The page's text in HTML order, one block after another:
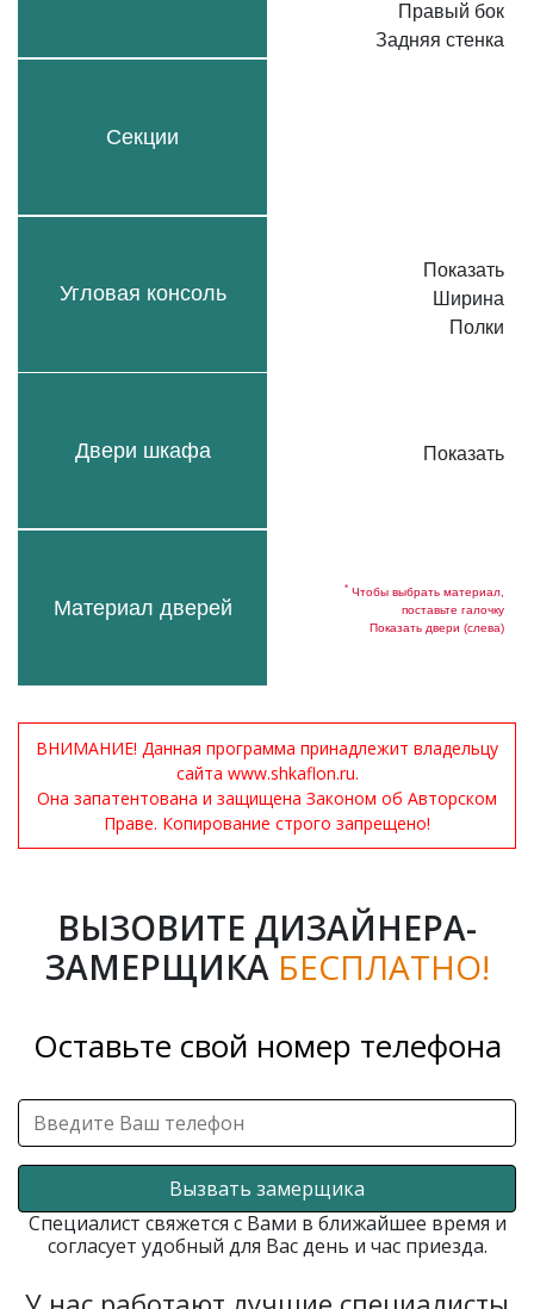
Секции
Угловая консоль
Двери шкафа
Материал дверей
Правый бок
Задняя стенка
Показать
Ширина
Полки
Показать
* Чтобы выбрать материал,
поставьте галочку
Показать двери (слева)
ВНИМАНИЕ! Данная программа принадлежит владельцу
сайта www.shkaflon.ru.
Она запатентована и защищена Законом об Авторском
Праве. Копирование строго запрещено!
ВЫЗОВИТЕ ДИЗАЙНЕРА-
ЗАМЕРЩИКА БЕСПЛАТНО!
Оставьте свой номер телефона
Вызвать замерщика
Специалист свяжется с Вами в ближайшее время и
согласует удобный для Вас день и час приезда.